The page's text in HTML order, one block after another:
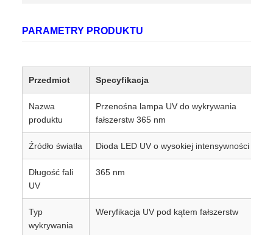
PARAMETRY PRODUKTU
Przedmiot Specyfikacja
Nazwa
produktu
Przenośna lampa UV do wykrywania
fałszerstw 365 nm
Źródło światła Dioda LED UV o wysokiej intensywności
Długość fali
UV
365 nm
Typ
wykrywania
Weryfikacja UV pod kątem fałszerstw